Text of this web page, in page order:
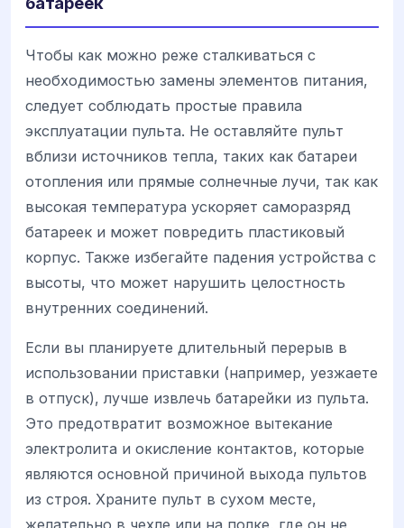
Чтобы как можно реже сталкиваться с
необходимостью замены элементов питания,
следует соблюдать простые правила
эксплуатации пульта. Не оставляйте пульт
вблизи источников тепла, таких как батареи
отопления или прямые солнечные лучи, так как
высокая температура ускоряет саморазряд
батареек и может повредить пластиковый
корпус. Также избегайте падения устройства с
высоты, что может нарушить целостность
внутренних соединений.
Если вы планируете длительный перерыв в
использовании приставки (например, уезжаете
в отпуск), лучше извлечь батарейки из пульта.
Это предотвратит возможное вытекание
электролита и окисление контактов, которые
являются основной причиной выхода пультов
из строя. Храните пульт в сухом месте,